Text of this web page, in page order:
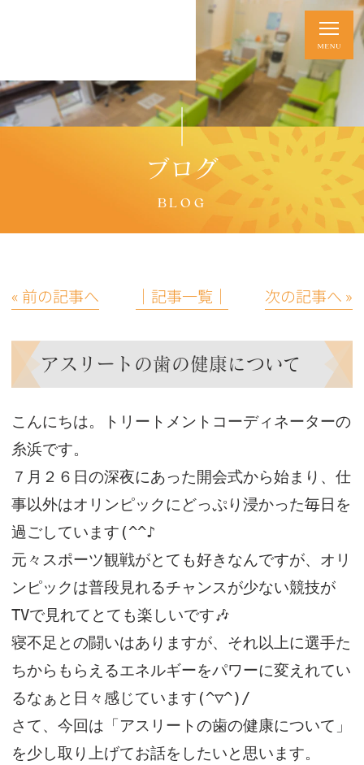
ブログ
BLOG
« 前の記事へ │記事一覧│ 次の記事へ »
アスリートの歯の健康について
こんにちは。トリートメントコーディネーターの
糸浜です。
７月２６日の深夜にあった開会式から始まり、仕
事以外はオリンピックにどっぷり浸かった毎日を
過ごしています(^^♪
元々スポーツ観戦がとても好きなんですが、オリ
ンピックは普段見れるチャンスが少ない競技が
TVで見れてとても楽しいです🎶
寝不足との闘いはありますが、それ以上に選手た
ちからもらえるエネルギーをパワーに変えれてい
るなぁと日々感じています(^▽^)/
さて、今回は 「アスリートの歯の健康について」
を少し取り上げてお話をしたいと思います。